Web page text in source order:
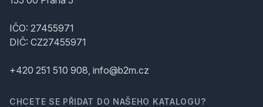
IČO: 27455971
DIČ: CZ27455971
+420 251 510 908, info@b2m.cz
CHCETE SE PŘIDAT DO NAŠEHO KATALOGU?